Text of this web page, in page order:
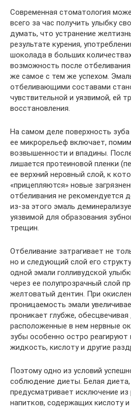
Современная стоматология
всего за час получить улыбку
думать, что устранение
результате курения,
шоколада в больших
возможность после
же самое с тем же успехом.
отбеливающими составами
чувствительной и уязвимой, ей
восстановления.
На самом деле поверхность зуба
ее микрорельеф включает,
возвышенности и впадины.
лишается протеиновой пленки
ее верхний неровный слой, к
«прицепляются» новые
отбеливания не рекомендуется
из-за этого эмаль
уязвимой для образования
трещин.
Отбеливание затрагивает не
но и следующий слой его
одной эмали голливудской
через ее полупрозрачный слой
желтоватый дентин. При
проницаемость эмали
проникает глубже, обесцвечивая
расположенные в нем нервные
зубы особенно остро реагируют
жидкость, кислоту и другие
Поэтому одно из условий
соблюдение диеты. Белая
предусматривает исключение
напитков, содержащих кислоту